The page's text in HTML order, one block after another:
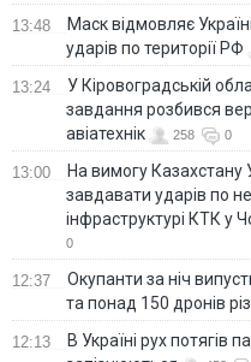
13:48
Маск відмовляє
ударів по території РФ
13:24
У Кіровоградській
завдання розбився
авіатехнік
258 0
13:00
На вимогу Казахстану
завдавати ударів по
інфраструктурі КТК у
0
12:37
Окупанти за ніч
та понад 150 дронів
12:13
В Україні рух потягів